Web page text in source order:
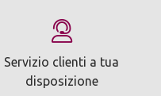
Servizio clienti a tua
disposizione